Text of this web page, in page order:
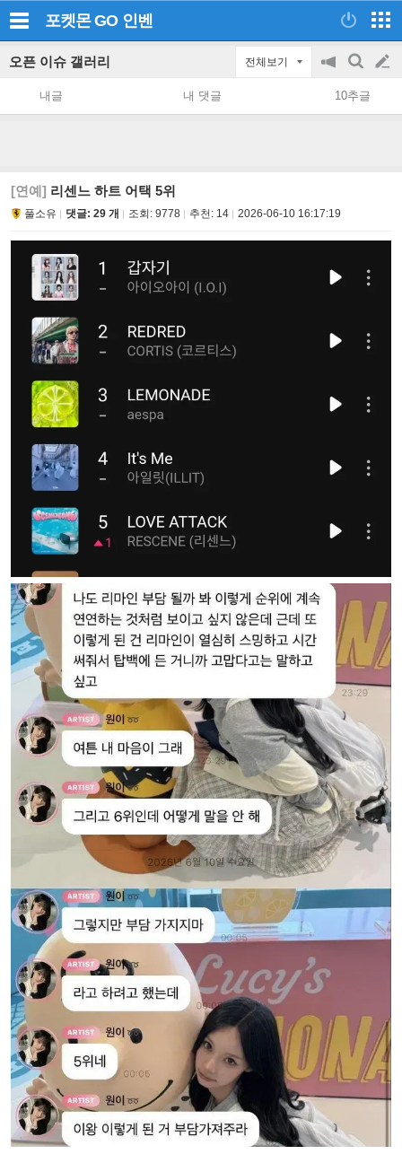
포켓몬 GO 인벤
오픈 이슈 갤러리 전체보기
공
지
on/off
검
색
글
쓰
내글 내 댓글 10추글
[연예] 리센느 하트 어택 5위
풀소유 댓글: 29 개 조회: 9778 추천: 14 2026-06-10 16:17:19